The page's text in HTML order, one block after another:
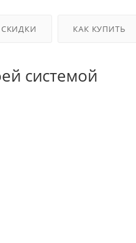
СКИДКИ КАК КУПИТЬ
системой